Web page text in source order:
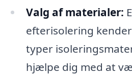
Valg af materialer:
efterisolering
typer
hjælpe dig med at